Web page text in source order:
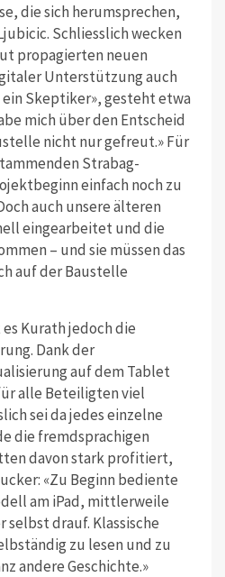
die sich herumsprechen,
Schliesslich wecken
propagierten neuen
Unterstützung auch
ein Skeptiker», gesteht etwa
mich über den Entscheid
nicht nur gefreut.» Für
Strabag-
einfach noch zu
auch unsere älteren
eingearbeitet und die
– und sie müssen das
auf der Baustelle
Kurath jedoch die
Dank der
auf dem Tablet
alle Beteiligten viel
sei da jedes einzelne
die fremdsprachigen
davon stark profitiert,
«Zu Beginn bediente
am iPad, mittlerweile
selbst drauf. Klassische
zu lesen und zu
andere Geschichte.»